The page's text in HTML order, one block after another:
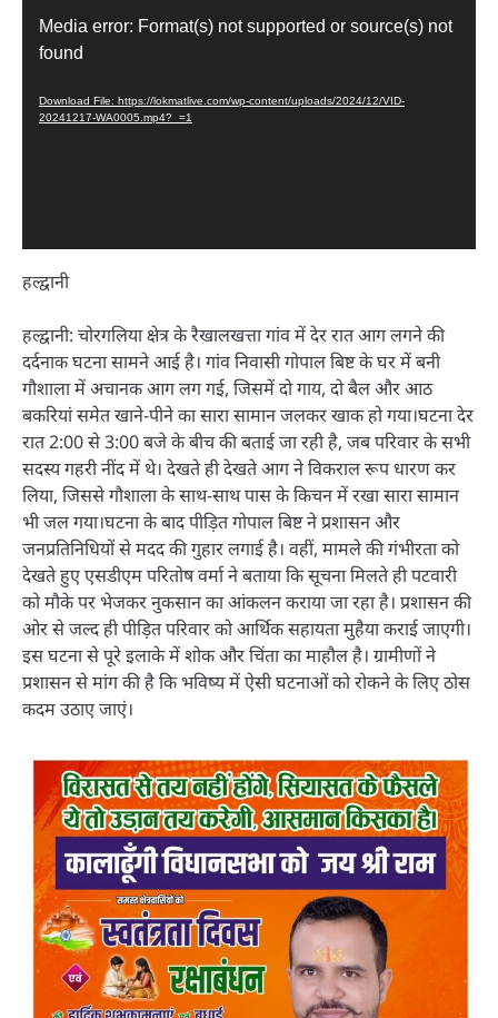
Player
Media error: Format(s) not supported or source(s) not
found
Download File: https://lokmatlive.com/wp-content/uploads/2024/12/VID-
20241217-WA0005.mp4?_=1
हल्द्वानी
हल्द्वानी: चोरगलिया क्षेत्र के रैखालखत्ता गांव में देर रात आग लगने की
दर्दनाक घटना सामने आई है। गांव निवासी गोपाल बिष्ट के घर में बनी
गौशाला में अचानक आग लग गई, जिसमें दो गाय, दो बैल और आठ
बकरियां समेत खाने-पीने का सारा सामान जलकर खाक हो गया।घटना देर
रात 2:00 से 3:00 बजे के बीच की बताई जा रही है, जब परिवार के सभी
सदस्य गहरी नींद में थे। देखते ही देखते आग ने विकराल रूप धारण कर
लिया, जिससे गौशाला के साथ-साथ पास के किचन में रखा सारा सामान
भी जल गया।घटना के बाद पीड़ित गोपाल बिष्ट ने प्रशासन और
जनप्रतिनिधियों से मदद की गुहार लगाई है। वहीं, मामले की गंभीरता को
देखते हुए एसडीएम परितोष वर्मा ने बताया कि सूचना मिलते ही पटवारी
को मौके पर भेजकर नुकसान का आंकलन कराया जा रहा है। प्रशासन की
ओर से जल्द ही पीड़ित परिवार को आर्थिक सहायता मुहैया कराई जाएगी।
इस घटना से पूरे इलाके में शोक और चिंता का माहौल है। ग्रामीणों ने
प्रशासन से मांग की है कि भविष्य में ऐसी घटनाओं को रोकने के लिए ठोस
कदम उठाए जाएं।